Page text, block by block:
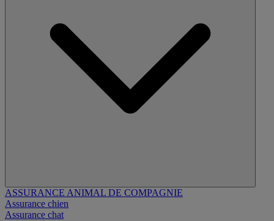
ASSURANCE ANIMAL DE COMPAGNIE
Assurance chien
Assurance chat